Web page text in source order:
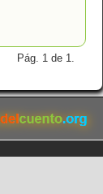
Pág. 1 de 1.